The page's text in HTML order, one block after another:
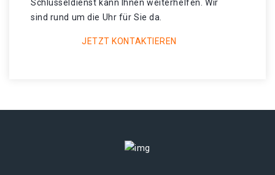
Schlüsseldienst kann Ihnen weiterhelfen. Wir
sind rund um die Uhr für Sie da.
JETZT KONTAKTIEREN